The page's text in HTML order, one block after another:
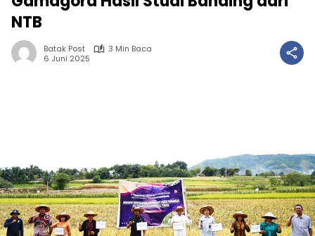
NTB
Batak Post
3 Min Baca
6 Juni 2025